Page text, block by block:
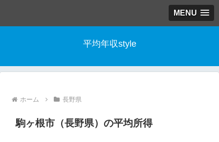
MENU
平均年収style
ホーム 長野県
駒ヶ根市（長野県）の平均所得